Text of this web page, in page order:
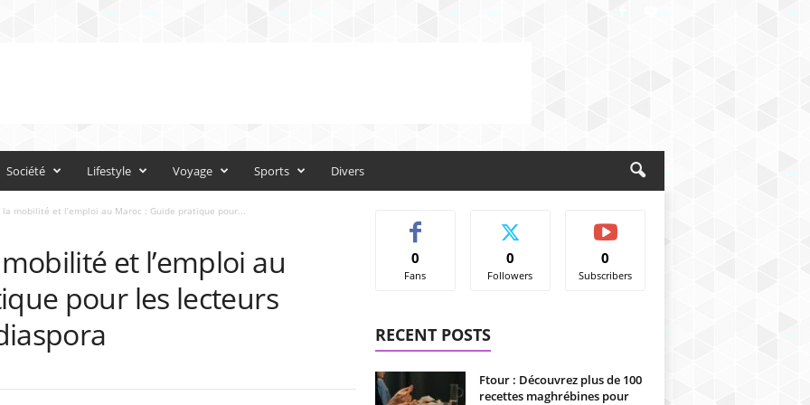
Société Lifestyle Voyage Sports Divers
la mobilité et l’emploi au Maroc : Guide pratique pour...
et l’emploi au
pour les lecteurs
0
Fans
0
Followers
0
Subscribers
RECENT POSTS
Ftour : Découvrez plus de 100
recettes maghrébines pour